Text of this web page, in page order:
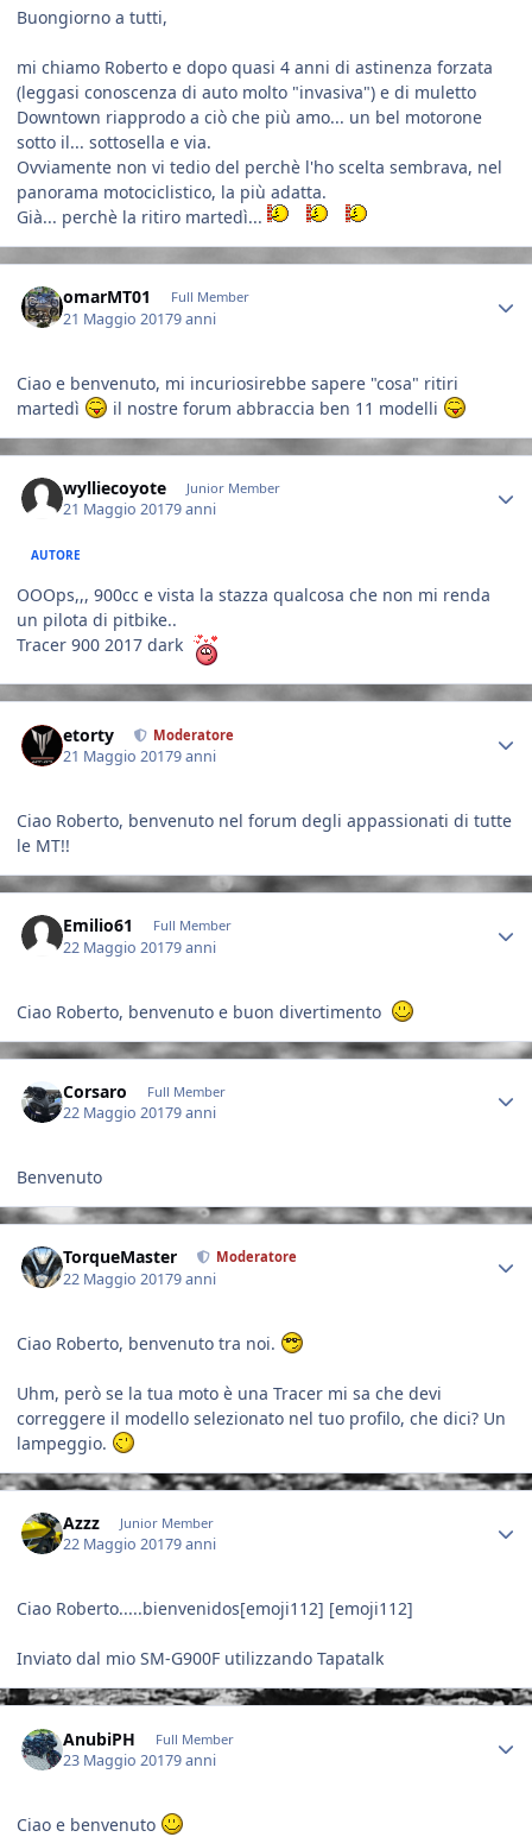
Buongiorno a tutti,
mi chiamo Roberto e dopo quasi 4 anni di astinenza forzata
(leggasi conoscenza di auto molto "invasiva") e di muletto
Downtown riapprodo a ciò che più amo... un bel motorone
sotto il... sottosella e via.
Ovviamente non vi tedio del perchè l'ho scelta sembrava, nel
panorama motociclistico, la più adatta.
Già... perchè la ritiro martedì...
omarMT01 Full Member
21 Maggio 20179 anni
Ciao e benvenuto, mi incuriosirebbe sapere "cosa" ritiri
martedì
il nostre forum abbraccia ben 11 modelli
wylliecoyote Junior Member
21 Maggio 20179 anni
AUTORE
OOOps,,, 900cc e vista la stazza qualcosa che non mi renda
un pilota di pitbike..
Tracer 900 2017 dark
etorty Moderatore
21 Maggio 20179 anni
Ciao Roberto, benvenuto nel forum degli appassionati di tutte
le MT!!
Emilio61 Full Member
22 Maggio 20179 anni
Ciao Roberto, benvenuto e buon divertimento
Corsaro Full Member
22 Maggio 20179 anni
Benvenuto
TorqueMaster Moderatore
22 Maggio 20179 anni
Ciao Roberto, benvenuto tra noi.
Uhm, però se la tua moto è una Tracer mi sa che devi
correggere il modello selezionato nel tuo profilo, che dici? Un
lampeggio.
Azzz Junior Member
22 Maggio 20179 anni
Ciao Roberto.....bienvenidos[emoji112] [emoji112]
Inviato dal mio SM-G900F utilizzando Tapatalk
AnubiPH Full Member
23 Maggio 20179 anni
Ciao e benvenuto